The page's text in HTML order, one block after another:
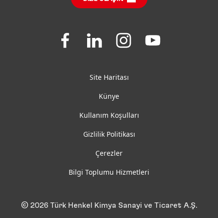
Join
Join
on
Join
on
Join
on
Site Haritası
Künye
Kullanım Koşulları
Gizlilik Politikası
Çerezler
Bilgi Toplumu Hizmetleri
© 2026 Türk Henkel Kimya Sanayi ve Ticaret A.Ş.